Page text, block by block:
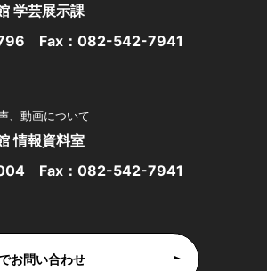
学芸展示課
Fax：082-542-7941
、動画について
情報資料室
Fax：082-542-7941
お問い合わせ